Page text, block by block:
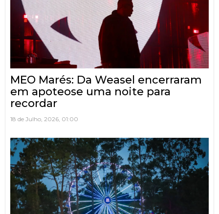
MEO Marés: Da Weasel encerraram
em apoteose uma noite para
recordar
18 de Julho, 2026, 01:00